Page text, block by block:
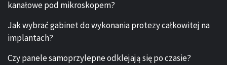
kanałowe pod mikroskopem?
Jak wybrać gabinet do wykonania protezy całkowitej na
implantach?
Czy panele samoprzylepne odklejają się po czasie?